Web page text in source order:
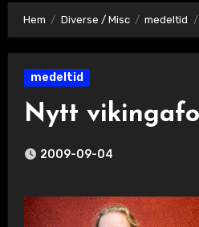
Hem Diverse / Misc medeltid
medeltid
Nytt
2009-09-04